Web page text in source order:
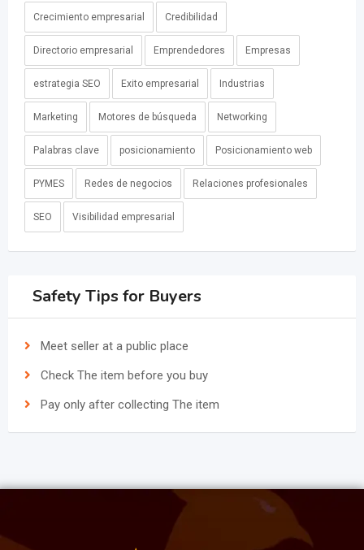
Crecimiento empresarial Credibilidad
Directorio empresarial Emprendedores Empresas
estrategia SEO Exito empresarial Industrias
Marketing Motores de búsqueda Networking
Palabras clave posicionamiento Posicionamiento web
PYMES Redes de negocios Relaciones profesionales
SEO Visibilidad empresarial
Safety Tips for Buyers
Meet seller at a public place
Check The item before you buy
Pay only after collecting The item